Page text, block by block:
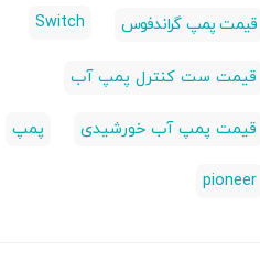
قیمت پمپ گراندفوس Switch
قیمت ست کنترل پمپ آب
قیمت پمپ آب خورشیدی پمپ
pioneer